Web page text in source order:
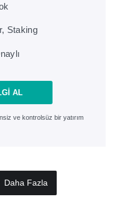
Staking
AL
ve kontrolsüz bir yatırım
Daha Fazla